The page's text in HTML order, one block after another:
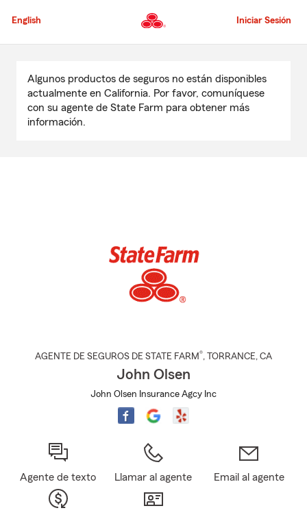
al
principal
English Iniciar Sesión
contenido
principal
Algunos productos de seguros no están disponibles
actualmente en California. Por favor, comuníquese
con su agente de State Farm para obtener más
información.
AGENTE DE SEGUROS DE STATE FARM®, TORRANCE, CA
John Olsen
John Olsen Insurance Agcy Inc
Agente de texto Llamar al agente Email al agente